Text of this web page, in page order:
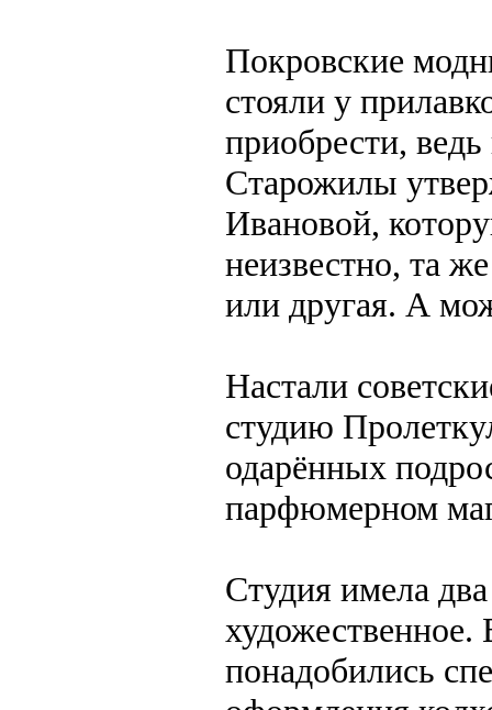
Покровские
стояли у
приобрести, ведь
Старожилы
Ивановой,
неизвестно, та
или другая. А
Настали
студию
одарённых
парфюмерном
Студия имела
понадобились